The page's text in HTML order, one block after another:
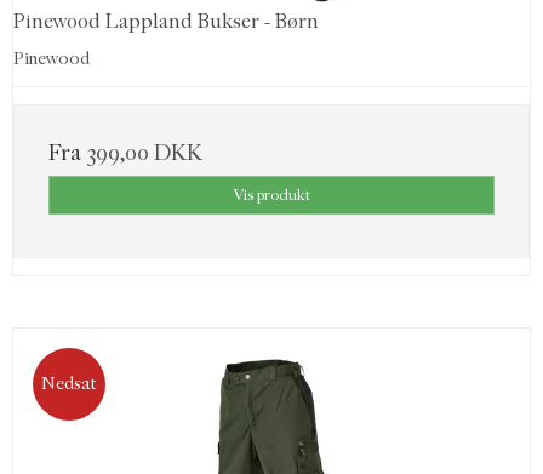
Pinewood Lappland Bukser - Børn
Pinewood
Fra 399,00 DKK
Vis produkt
Nedsat